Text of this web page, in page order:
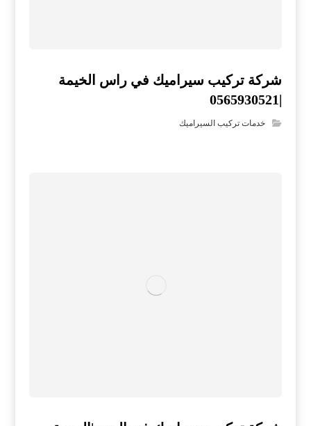
شركة تركيب سيراميك في راس الخيمة
|0565930521
خدمات تركيب السيراميك